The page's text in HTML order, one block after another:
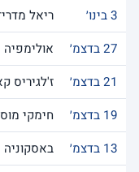
3 בינו׳
ריאל
27 בדצמ׳
אולימפיה
21 בדצמ׳
ז'לגיריס
19 בדצמ׳
חימקי
13 בדצמ׳
באסקוניה